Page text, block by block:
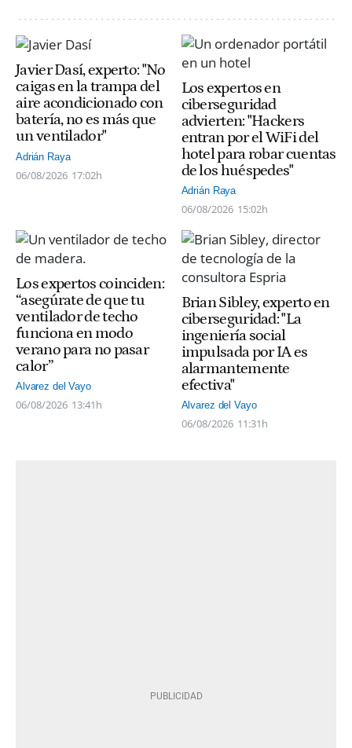
Javier Dasí, experto: "No
caigas en la trampa del
aire acondicionado con
batería, no es más que
un ventilador"
Adrián Raya
06/08/2026 17:02h
Los expertos en
ciberseguridad
advierten: "Hackers
entran por el WiFi del
hotel para robar cuentas
de los huéspedes"
Adrián Raya
06/08/2026 15:02h
Los expertos coinciden:
“asegúrate de que tu
ventilador de techo
funciona en modo
verano para no pasar
calor”
Alvarez del Vayo
06/08/2026 13:41h
Brian Sibley, experto en
ciberseguridad: "La
ingeniería social
impulsada por IA es
alarmantemente
efectiva"
Alvarez del Vayo
06/08/2026 11:31h